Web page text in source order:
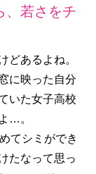
、若さをチ
あるよね。
に映った自分
いた女子高校
…。
てシミができ
たなって思っ